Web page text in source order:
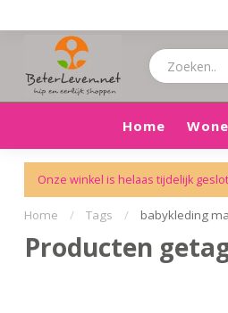
Home
Onze winkel is helaas tijdelijk
Home / Tags / babykleding
Producten